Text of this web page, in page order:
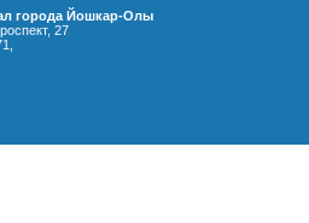
города Йошкар-Олы
27